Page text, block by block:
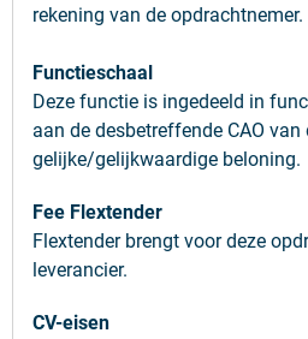
rekening van de opdrachtnemer.
Functieschaal
Deze functie is ingedeeld in
aan de desbetreffende CAO
gelijke/gelijkwaardige beloning.
Fee Flextender
Flextender brengt voor deze
leverancier.
CV-eisen